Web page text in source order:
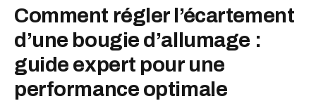
Comment régler l’écartement
d’une bougie d’allumage :
guide expert pour une
performance optimale